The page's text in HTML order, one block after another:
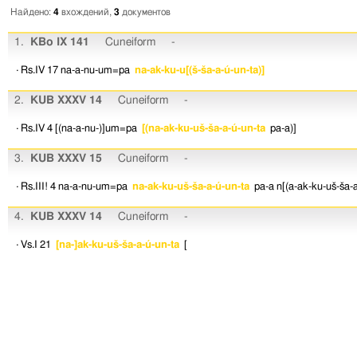
Найдено: 4 вхождений, 3 документов
1. KBo IX 141 Cuneiform -
· Rs.IV 17 na-a-nu-um=pa na-ak-ku-u[(š-ša-a-ú-un-ta)]
2. KUB XXXV 14 Cuneiform -
· Rs.IV 4 [(na-a-nu-)]um=pa [(na-ak-ku-uš-ša-a-ú-un-ta pa-a)]
3. KUB XXXV 15 Cuneiform -
· Rs.III! 4 na-a-nu-um=pa na-ak-ku-uš-ša-a-ú-un-ta pa-a n[(a-ak-ku-uš-ša-
4. KUB XXXV 14 Cuneiform -
· Vs.I 21 [na-]ak-ku-uš-ša-a-ú-un-ta [